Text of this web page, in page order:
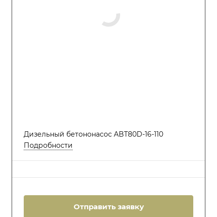
Дизельный бетононасос ABT80D-16-110
Подробности
Отправить заявку